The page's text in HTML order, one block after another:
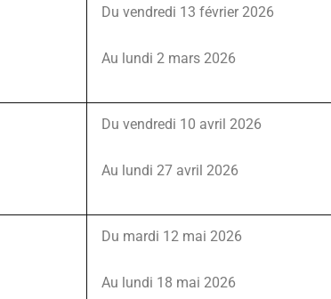
Du vendredi 13 février 2026
Au lundi 2 mars 2026
Du vendredi 10 avril 2026
Au lundi 27 avril 2026
Du mardi 12 mai 2026
Au lundi 18 mai 2026